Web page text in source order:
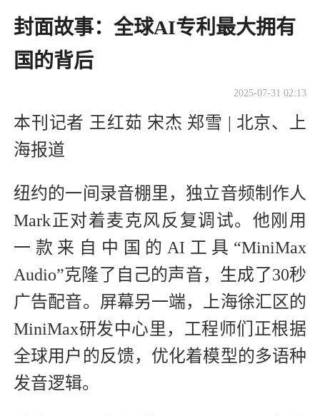
封面故事：全球AI专利最大拥有
国的背后
2025-07-31 02:13
本刊记者 王红茹 宋杰 郑雪 | 北京、上
海报道
纽约的一间录音棚里，独立音频制作人
Mark正对着麦克风反复调试。他刚用
一款来自中国的AI工具“MiniMax
Audio”克隆了自己的声音，生成了30秒
广告配音。屏幕另一端，上海徐汇区的
MiniMax研发中心里，工程师们正根据
全球用户的反馈，优化着模型的多语种
发音逻辑。